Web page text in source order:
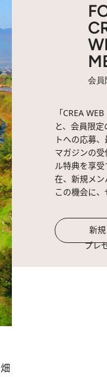
会員
「CREA
と、会員限
トへの応募
マガジンの
ル特典を享
在、新規メン
この機会に、
新
プレ